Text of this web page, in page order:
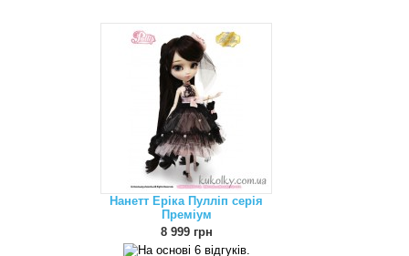
Нанетт Еріка Пулліп серія
Преміум
8 999 грн